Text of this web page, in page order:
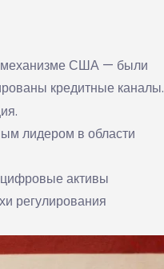
механизме США — были
кредитные каналы.
лидером в области
активы
регулирования